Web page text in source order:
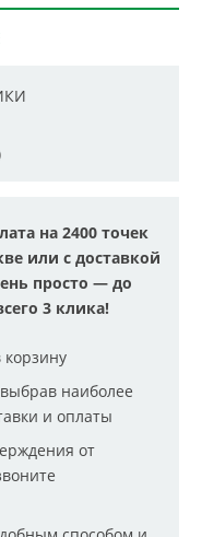
на 2400 точек
или с доставкой
просто — до
3 клика!
корзину
наиболее
и оплаты
от